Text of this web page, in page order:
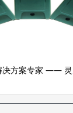
决方案专家 ——